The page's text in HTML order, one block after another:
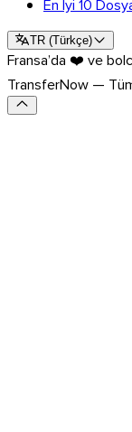
En İyi 10
TR(Türkçe)
Fransa’da ❤️ ve
TransferNow — Tüm